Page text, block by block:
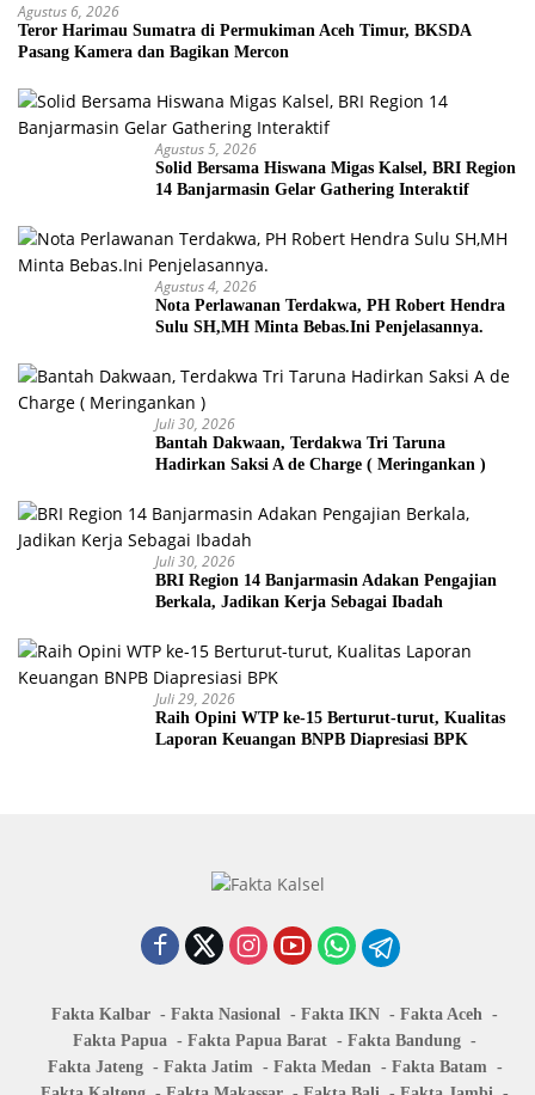
Agustus 6, 2026
Teror Harimau Sumatra di Permukiman Aceh Timur, BKSDA
Pasang Kamera dan Bagikan Mercon
Agustus 5, 2026
Solid Bersama Hiswana Migas Kalsel, BRI Region
14 Banjarmasin Gelar Gathering Interaktif
Agustus 4, 2026
Nota Perlawanan Terdakwa, PH Robert Hendra
Sulu SH,MH Minta Bebas.Ini Penjelasannya.
Juli 30, 2026
Bantah Dakwaan, Terdakwa Tri Taruna
Hadirkan Saksi A de Charge ( Meringankan )
Juli 30, 2026
BRI Region 14 Banjarmasin Adakan Pengajian
Berkala, Jadikan Kerja Sebagai Ibadah
Juli 29, 2026
Raih Opini WTP ke-15 Berturut-turut, Kualitas
Laporan Keuangan BNPB Diapresiasi BPK
Fakta Kalbar Fakta Nasional Fakta IKN
Fakta Aceh
Fakta Papua
Fakta Papua Barat
Fakta Bandung
Fakta Jateng
Fakta Jatim Fakta Medan
Fakta Batam